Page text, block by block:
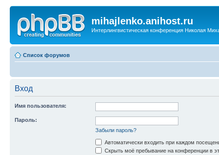
mihajlenko.anihost.ru
Интерлингвистическая конференция Николая
Список форумов
Вход
Имя пользователя:
Пароль:
Забыли пароль?
Автоматически входить при каждом
Скрыть моё пребывание на конференции в